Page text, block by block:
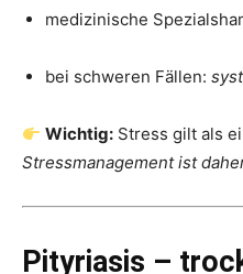
medizinische
bei schweren Fällen:
Wichtig: Stress gilt als
Stressmanagement ist
Pityriasis –